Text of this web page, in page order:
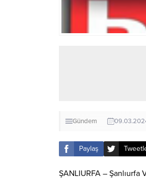
Gündem
Paylaş
ŞANLIURFA – Şanlıurfa